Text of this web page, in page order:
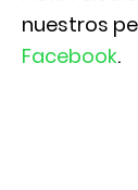
nuestros
Facebook.